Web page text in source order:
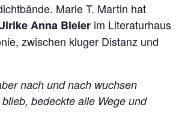
Marie T. Martin hat
Anna Bleier im Literaturhaus
zwischen kluger Distanz und
nach und nach wuchsen
bedeckte alle Wege und